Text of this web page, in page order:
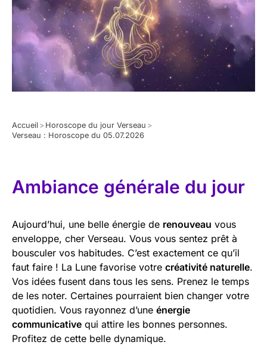
Accueil > Horoscope du jour Verseau >
Verseau : Horoscope du 05.07.2026
Ambiance générale du jour
Aujourd’hui, une belle énergie de renouveau vous
enveloppe, cher Verseau. Vous vous sentez prêt à
bousculer vos habitudes. C’est exactement ce qu’il
faut faire ! La Lune favorise votre créativité naturelle.
Vos idées fusent dans tous les sens. Prenez le temps
de les noter. Certaines pourraient bien changer votre
quotidien. Vous rayonnez d’une énergie
communicative qui attire les bonnes personnes.
Profitez de cette belle dynamique.